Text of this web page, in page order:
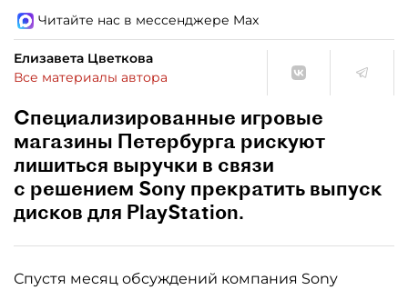
Читайте нас в мессенджере Max
Елизавета Цветкова
Все материалы автора
Специализированные игровые
магазины Петербурга рискуют
лишиться выручки в связи
с решением Sony прекратить выпуск
дисков для PlayStation.
Спустя месяц обсуждений компания Sony